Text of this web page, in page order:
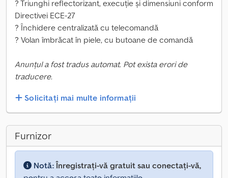
? Triunghi reflectorizant, execuție și dimensiuni conform
Directivei ECE-27
? Închidere centralizată cu telecomandă
? Volan îmbrăcat în piele, cu butoane de comandă
Anunțul a fost tradus automat. Pot exista erori de
traducere.
Solicitați mai multe informații
Furnizor
Notă:Înregistrați-vă gratuit sau conectați-vă,